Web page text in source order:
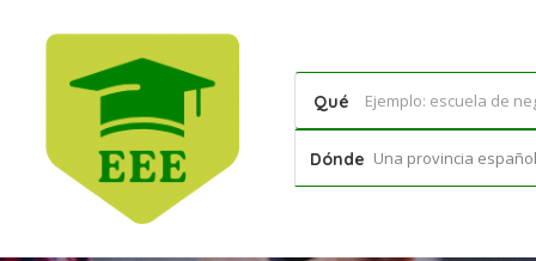
Qué
Dónde Una provincia